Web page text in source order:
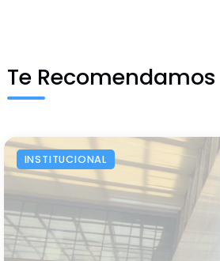
Te Recomendamos
INSTITUCIONAL